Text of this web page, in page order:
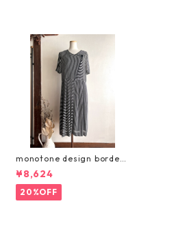
monotone design border
dress/モノトーンのデザイ
ンボーダーワンピース
¥8,624
20%OFF